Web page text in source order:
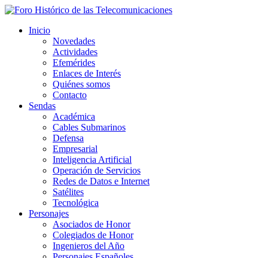
Inicio
Novedades
Actividades
Efemérides
Enlaces de Interés
Quiénes somos
Contacto
Sendas
Académica
Cables Submarinos
Defensa
Empresarial
Inteligencia Artificial
Operación de Servicios
Redes de Datos e Internet
Satélites
Tecnológica
Personajes
Asociados de Honor
Colegiados de Honor
Ingenieros del Año